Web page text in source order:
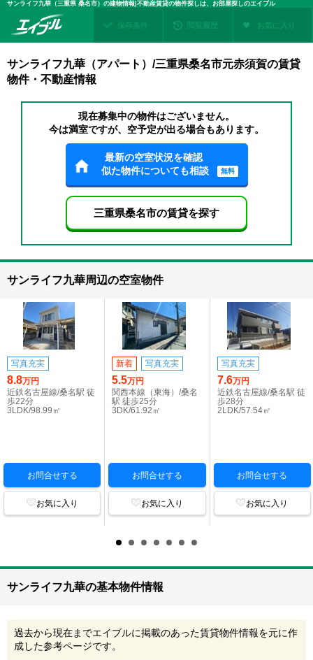
サンライフ九華（三重県 桑名市）の建物情報|不動産賃貸の物件探しは、お部屋探しのエイブル
保存条件 閲覧履歴 お気に入り
サンライフ九華（アパート）/三重県桑名市元赤須賀の賃貸
物件・不動産情報
現在募集中の物件はございません。
今は満室ですが、空予定が出る場合もあります。
最新の空室状況を確認
似た物件についても相談
無料
三重県桑名市の賃貸を探す
サンライフ九華周辺の空室物件
写真充実
8.8万円
近鉄名古屋線/桑名駅 徒
歩22分
3LDK/98.99㎡
お問合せする
お気に入り
新着 写真充実
5.5万円
関西本線（東海）/桑名
駅 徒歩25分
3DK/61.92㎡
お問合せする
お気に入り
写真充実
7.6万円
近鉄名古屋線/桑名駅 徒
歩28分
2LDK/57.54㎡
お問合せする
お気に入り
サンライフ九華の基本物件情報
過去から現在までエイブルに掲載のあった賃貸物件情報を元に作
成した参考ページです。